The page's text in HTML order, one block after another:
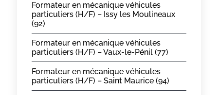
Formateur en mécanique véhicules
particuliers (H/F) – Issy les Moulineaux
(92)
Formateur en mécanique véhicules
particuliers (H/F) – Vaux-le-Pénil (77)
Formateur en mécanique véhicules
particuliers (H/F) – Saint Maurice (94)